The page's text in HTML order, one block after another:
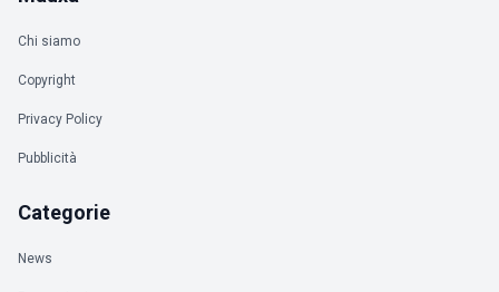
Chi siamo
Copyright
Privacy Policy
Pubblicità
Categorie
News